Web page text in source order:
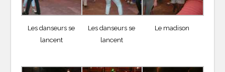
Les danseurs se
lancent
Les danseurs se
lancent
Le madison